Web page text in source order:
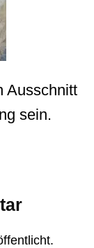
Ausschnitt
sein.